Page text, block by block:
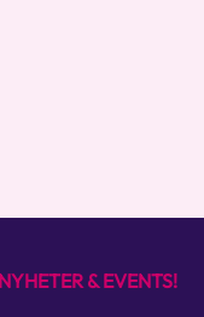
& EVENTS!